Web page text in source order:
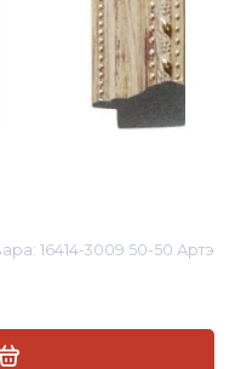
16414-3009 50-50 Артэ